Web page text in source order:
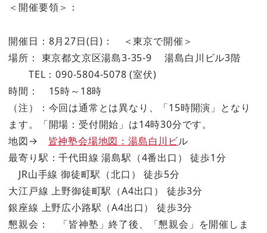
＜開催要領＞：
開催日：8月27日(日)： ＜東京で開催＞
場所： 東京都文京区湯島3-35-9 湯島白川ビル3階
TEL：090-5804-5078 (室伏)
時間： 15時～18時
（注）：今回は通常とは異なり、「15時開演」となり
ます。「開場：受付開始」は14時30分です。
地図→ 皆神塾会場地図：湯島白川ビル
最寄り駅：千代田線 湯島駅（4番出口） 徒歩1分
JR山手線 御徒町駅（北口） 徒歩5分
大江戸線 上野御徒町駅（A4出口） 徒歩3分
銀座線 上野広小路駅（A4出口） 徒歩3分
懇親会： 「皆神塾」終了後、「懇親会」を開催しま